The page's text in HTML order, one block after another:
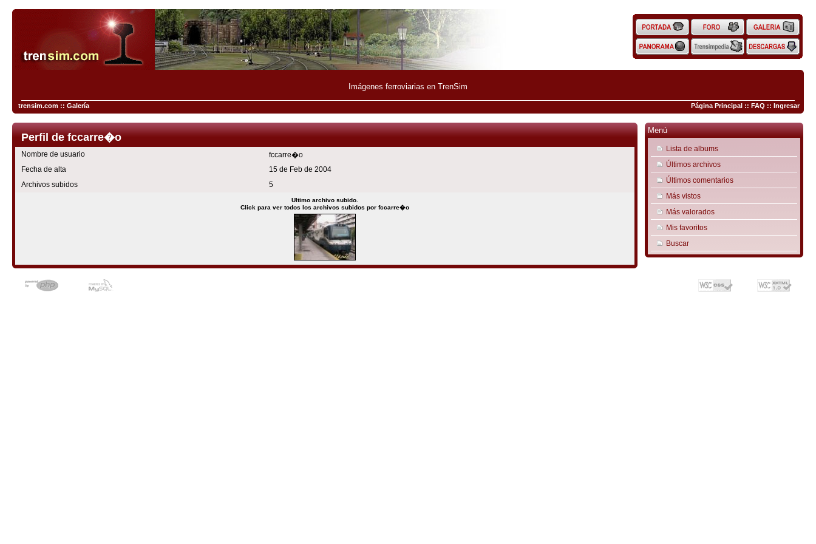
Imágenes ferroviarias en TrenSim
trensim.com :: Galería Página Principal :: FAQ :: Ingresar
Menú
Lista de albums
Últimos archivos
Últimos comentarios
Más vistos
Más valorados
Mis favoritos
Buscar
Perfil de fccarre�o
Nombre de usuario
fccarre�o
Fecha de alta
15 de Feb de 2004
Archivos subidos
5
Ultimo archivo subido.
Click para ver todos los archivos subidos por fccarre�o